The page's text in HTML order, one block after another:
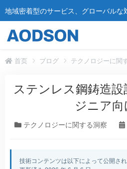
地域密着型のサービス、グローバルな
首页 ブログ テクノロジーに関
ステンレス鋼鋳造
ジニア向
テクノロジーに関する洞察
技術コンテンツは以下によって公開さ